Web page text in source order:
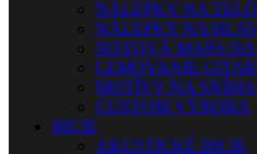
NÁLEPKY NA
NÁLEPKY NA
NOTOVÁ MAPA
LEMOVANIE
MOTÍVY NA
CUSTOM VÝROBA
BICIE
AKUSTICKÉ BICIE